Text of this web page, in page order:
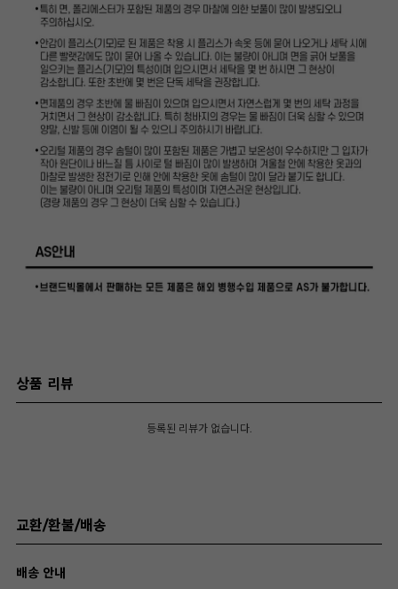
상품 리뷰
등록된 리뷰가 없습니다.
교환/환불/배송
배송 안내